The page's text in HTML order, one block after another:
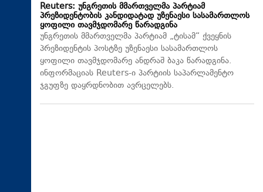
Reuters: უნგრეთის მმართველმა პარტიამ
პრეზიდენტობის კანდიდატად უზენაესი სასამართლოს
ყოფილი თავმჯდომარე წარადგინა
უნგრეთის მმართველმა პარტიამ „ტისამ“ ქვეყნის
პრეზიდენტის პოსტზე უზენაესი სასამართლოს
ყოფილი თავმჯდომარე ანდრაშ ბაკა წარადგინა.
ინფორმაციას Reuters-ი პარტიის საპარლამენტო
ჯგუფზე დაყრდნობით ავრცელებს.